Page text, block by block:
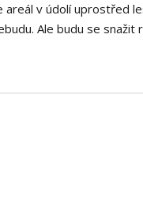
v údolí uprostřed
Ale budu se